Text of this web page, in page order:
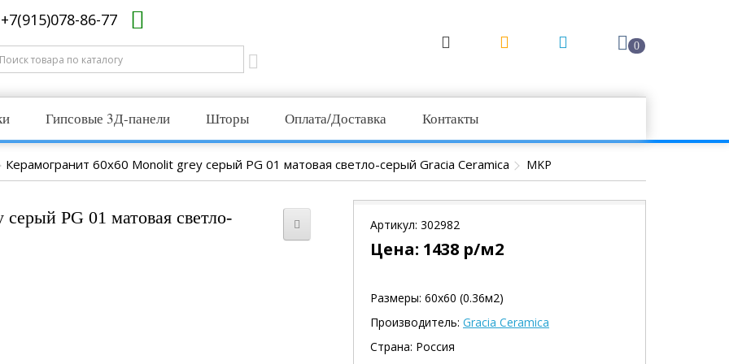
86-77
0
Гипсовые 3Д-панели Шторы Оплата/Доставка Контакты
Керамогранит 60x60 Monolit grey серый PG 01 матовая светло-серый Gracia Ceramica MKP
PG 01 матовая светло- Артикул: 302982
Цена: 1438 р/м2
Размеры: 60х60 (0.36м2)
Производитель: Gracia Ceramica
Страна: Россия